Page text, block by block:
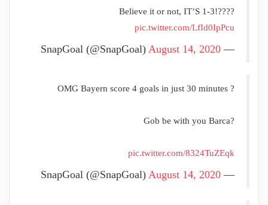
Believe it or not, IT’S 1-3!????
pic.twitter.com/LfId0IpPcu
— SnapGoal (@SnapGoal)
August 14, 2020
OMG Bayern score 4 goals in just 30 minutes ?
Gob be with you Barca?
pic.twitter.com/8324TuZEqk
— SnapGoal (@SnapGoal)
August 14, 2020